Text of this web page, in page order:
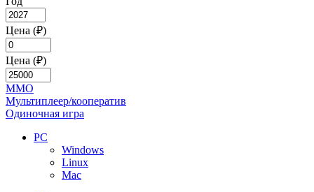
Цена (₽)
Цена (₽)
MMO
Мультиплеер/кооператив
Одиночная игра
PC
Windows
Linux
Mac